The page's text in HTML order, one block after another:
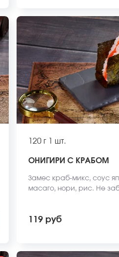
120 г1 шт.
ОНИГИРИ С КРАБОМ
Замес краб-микс, соус
масаго, нори, рис. Не
заказа. *Внешний вид
фото на сайте.
119 руб